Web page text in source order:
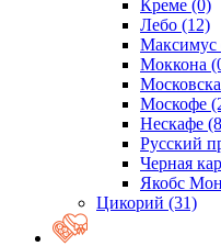
Креме (0)
Лебо (12)
Максимус
Моккона
Москофе
Нескафе
Русский
Черная
Якобс
Цикорий (31)